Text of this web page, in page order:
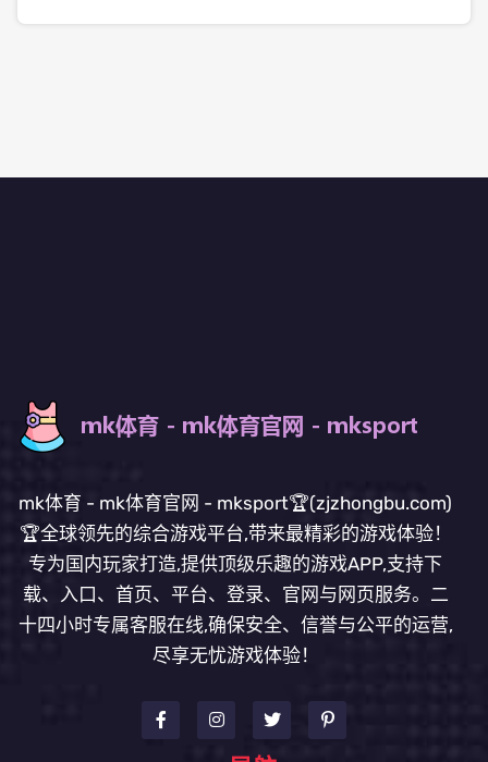
mk体育 - mk体育官网 - mksport🏆(zjzhongbu.com)
🏆全球领先的综合游戏平台,带来最精彩的游戏体验！
专为国内玩家打造,提供顶级乐趣的游戏APP,支持下
载、入口、首页、平台、登录、官网与网页服务。二
十四小时专属客服在线,确保安全、信誉与公平的运营,
尽享无忧游戏体验！